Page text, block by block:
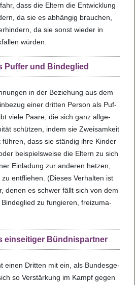
dass die Eltern die Ent­wick­lung
da sie es abhän­gig brau­chen,
da sie sonst wie­der in
wür­den.
Puffer und Bindeglied
in der Bezie­hung aus dem
einer drit­ten Per­son als Puf­
viele Paare, die sich ganz all­ge­
schüt­zen, indem sie Zwei­sam­keit
dass sie stän­dig ihre Kin­der
bei­spiels­weise die Eltern zu sich
Ein­la­dung zur ande­ren het­zen,
ent­flie­hen. (Die­ses Ver­hal­ten ist
denen es schwer fällt sich von dem
zu fun­gie­ren, frei­zu­ma­
einseitiger Bündnispartner
einen Drit­ten mit ein, als Bun­des­ge­
so Ver­stär­kung im Kampf gegen